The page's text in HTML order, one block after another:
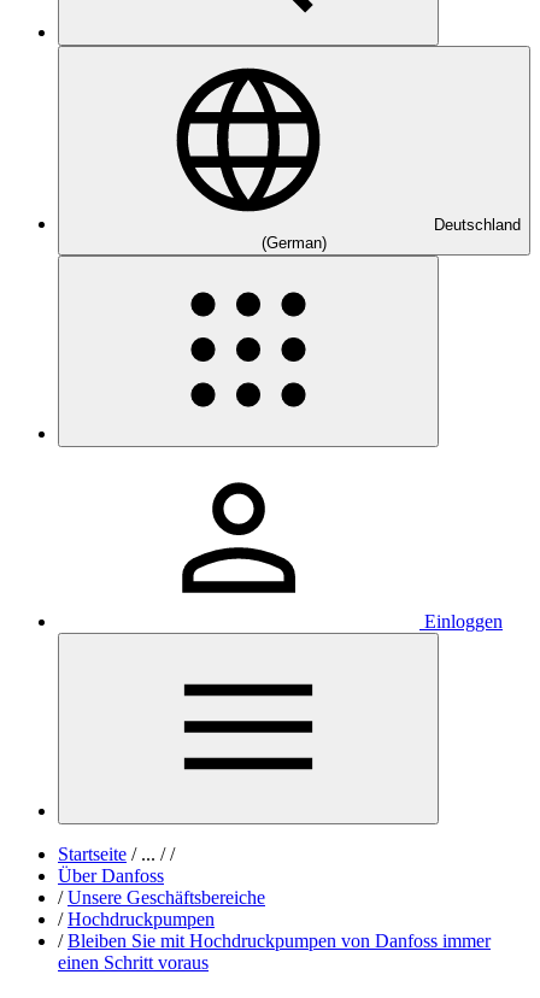
Deutschland
(German)
Einloggen
Startseite /... / /
Über Danfoss
/ Unsere Geschäftsbereiche
/ Hochdruckpumpen
/ Bleiben Sie mit Hochdruckpumpen von Danfoss immer
einen Schritt voraus